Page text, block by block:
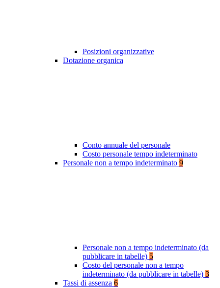
Posizioni organizzative
Dotazione organica
Conto annuale del personale
Costo personale tempo indeterminato
Personale non a tempo indeterminato 9
Personale non a tempo indeterminato (da
pubblicare in tabelle) 5
Costo del personale non a tempo
indeterminato (da pubblicare in tabelle) 3
Tassi di assenza 6